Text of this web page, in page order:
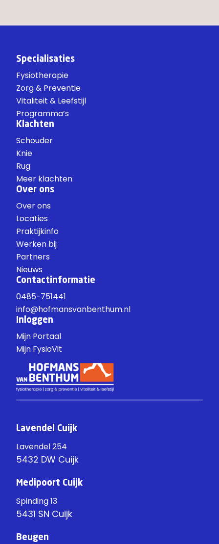
Specialisaties
Fysiotherapie
Zorg & Preventie
Vitaliteit & Leefstijl
Programma’s
Klachten
Schouder
Knie
Rug
Meer klachten
Over ons
Over ons
Locaties
Praktijkinfo
Werken bij
Partners
Nieuws
Contactinformatie
0485-751441
info@hofmansvanbenthum.nl
Inloggen
Mijn Portaal
Mijn FysioVit
Lavendel Cuijk
Lavendel 254
5432 DW Cuijk
Medipoort Cuijk
Spinding 13
5431 SN Cuijk
Beugen